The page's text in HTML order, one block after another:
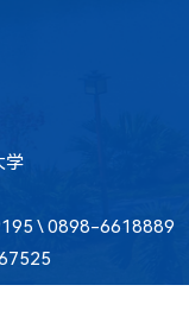
学
\ 0898-6618889